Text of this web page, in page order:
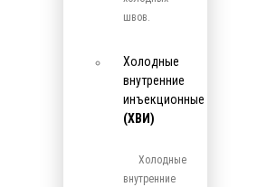
швов.
Холодные
внутренние
инъекционные
(ХВИ)
Холодные
внутренние